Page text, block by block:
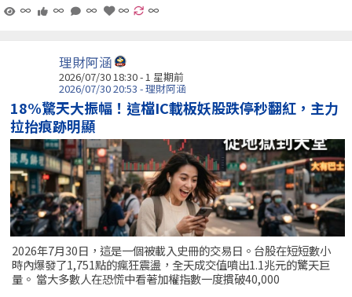
∞
∞ ∞ ∞ ∞
理財阿涵
2026/07/30 18:30 - 1 星期前
2026/07/30 20:53 - 理財阿涵
18%驚天大振幅！這檔IC載板妖股跌停秒翻紅，主力
拉抬痕跡明顯
2026年7月30日，這是一個被載入史冊的交易日。台股在短短數小
時內爆發了1,751點的瘋狂震盪，全天成交值噴出1.1兆元的驚天巨
量。 當大多數人在恐慌中看著加權指數一度摜破40,000